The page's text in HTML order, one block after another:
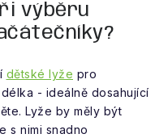
výběru
dětské lyže pro
- ideálně dosahující
Lyže by měly být
s nimi snadno